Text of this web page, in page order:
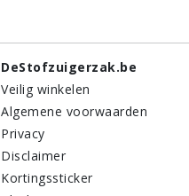
DeStofzuigerzak.be
Veilig winkelen
Algemene voorwaarden
Privacy
Disclaimer
Kortingssticker